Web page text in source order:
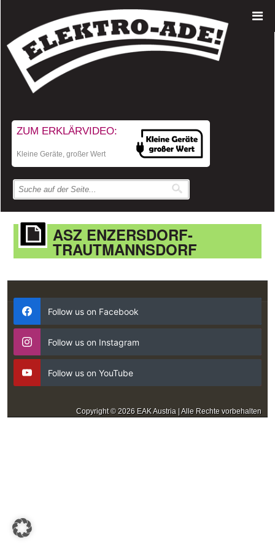
ZUM ERKLÄRVIDEO:
Kleine Geräte, großer Wert
ASZ ENZERSDORF-
TRAUTMANNSDORF
Follow us on Facebook
Follow us on Instagram
Follow us on YouTube
Copyright © 2026 EAK Austria | Alle Rechte vorbehalten